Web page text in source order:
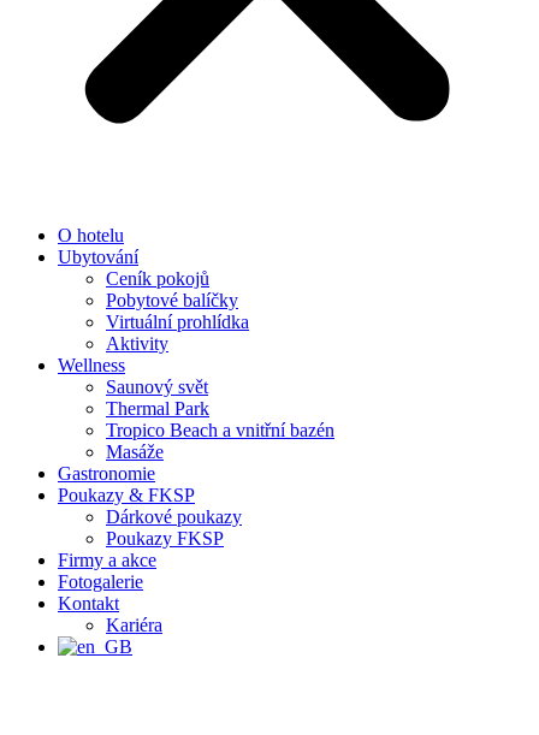
O hotelu
Ubytování
Ceník pokojů
Pobytové balíčky
Virtuální prohlídka
Aktivity
Wellness
Saunový svět
Thermal Park
Tropico Beach a vnitřní bazén
Masáže
Gastronomie
Poukazy & FKSP
Dárkové poukazy
Poukazy FKSP
Firmy a akce
Fotogalerie
Kontakt
Kariéra